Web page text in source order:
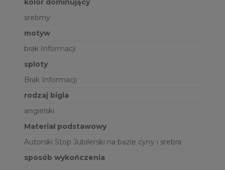
kolor dominujący
srebrny
motyw
brak Informacji
sploty
Brak Informacji
rodzaj bigla
angielski
Materiał podstawowy
Autorski Stop Jubilerski na bazie cyny i srebra
sposób wykończenia